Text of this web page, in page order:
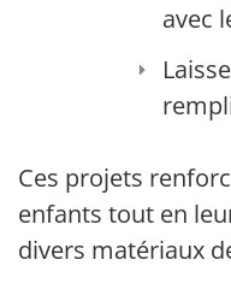
avec
Ces projets
enfants tout en
divers matériaux